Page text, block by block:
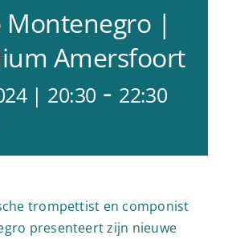
Montenegro |
Amersfoort
| 20:30 - 22:30
trompettist en componist
presenteert zijn nieuwe